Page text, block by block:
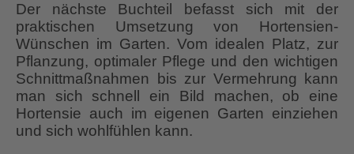
Der nächste Buchteil befasst sich mit der
praktischen Umsetzung von Hortensien-
Wünschen im Garten. Vom idealen Platz, zur
Pflanzung, optimaler Pflege und den wichtigen
Schnittmaßnahmen bis zur Vermehrung kann
man sich schnell ein Bild machen, ob eine
Hortensie auch im eigenen Garten einziehen
und sich wohlfühlen kann.